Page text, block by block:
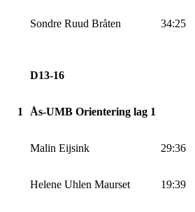
Sondre Ruud Bråten 34:25
D13-16
1 Ås-UMB Orientering lag 1
Malin Eijsink 29:36
Helene Uhlen Maurset 19:39